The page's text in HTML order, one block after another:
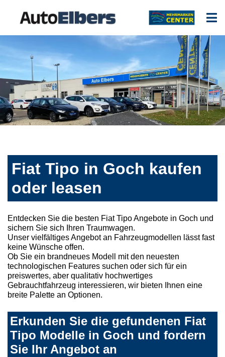
Fiat Tipo in Goch kaufen
oder leasen
Entdecken Sie die besten Fiat Tipo Angebote in Goch und
sichern Sie sich Ihren Traumwagen.
Unser vielfältiges Angebot an Fahrzeugmodellen lässt fast
keine Wünsche offen.
Ob Sie ein brandneues Modell mit den neuesten
technologischen Features suchen oder sich für ein
preiswertes, aber qualitativ hochwertiges
Gebrauchtfahrzeug interessieren, wir bieten Ihnen eine
breite Palette an Optionen.
Erkunden Sie die gefundenen Fiat
Tipo Modelle in Goch und fordern
Sie Ihr Angebot an